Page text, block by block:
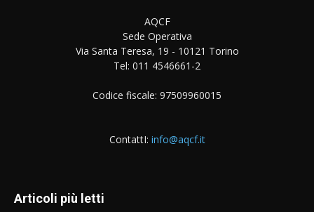
AQCF
Sede Operativa
Via Santa Teresa, 19 - 10121 Torino
Tel: 011 4546661-2
Codice fiscale: 97509960015
ContattI: info@aqcf.it
Articoli più letti